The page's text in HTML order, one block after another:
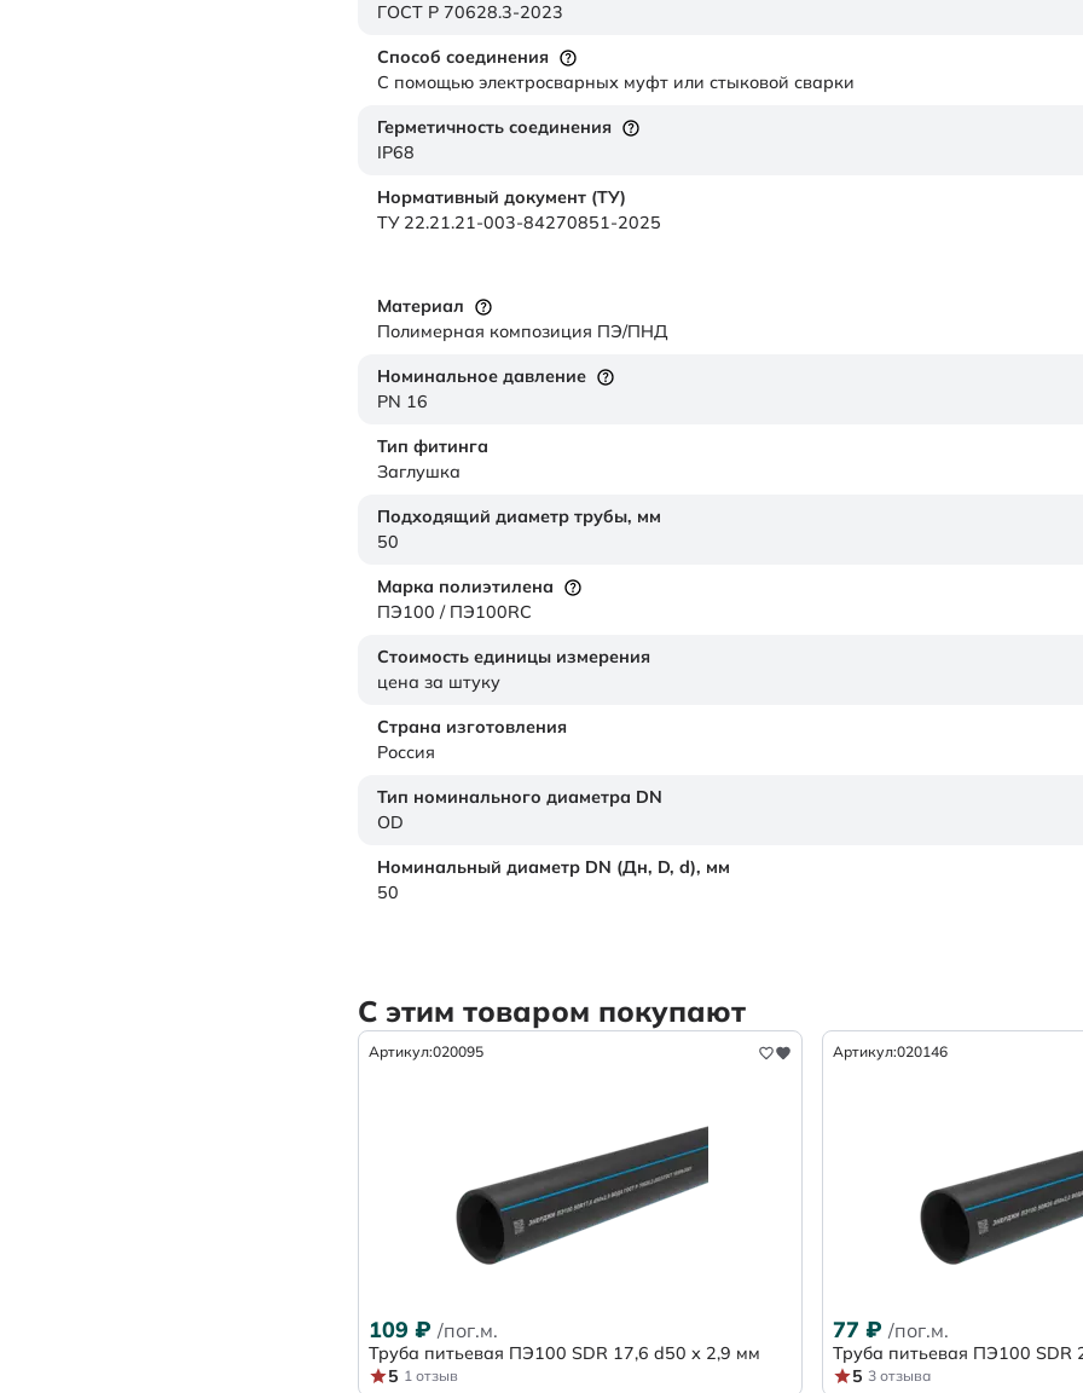
ГОСТ Р 70628.3-2023
Способ соединения
С помощью электросварных муфт или стыковой сварки
Герметичность соединения
IP68
Нормативный документ (ТУ)
ТУ 22.21.21-003-84270851-2025
Материал
Полимерная композиция ПЭ/ПНД
Номинальное давление
PN 16
Тип фитинга
Заглушка
Подходящий диаметр трубы, мм
50
Марка полиэтилена
ПЭ100 / ПЭ100RC
Стоимость единицы измерения
цена за штуку
Страна изготовления
Россия
Тип номинального диаметра DN
OD
Номинальный диаметр DN (Дн, D, d), мм
50
С этим товаром покупают
Артикул:020095
109 ₽ /пог.м.
Труба питьевая ПЭ100 SDR 17,6 d50 х 2,9 мм
5 1 отзыв
Артикул:020146
77 ₽ /пог.м.
Труба питьевая ПЭ100 SDR
5 3 отзыва